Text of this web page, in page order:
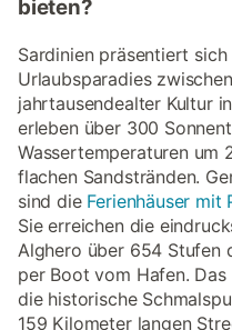
bieten?
Sardinien präsentiert
Urlaubsparadies
jahrtausendealter Kultur
erleben über 300
Wassertemperaturen um
flachen Sandstränden.
sind die Ferienhäuser mit
Sie erreichen die
Alghero über 654 Stufen
per Boot vom Hafen.
die historische
159 Kilometer langen